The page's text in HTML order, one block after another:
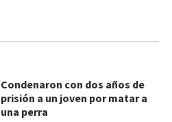
Condenaron con dos años de
prisión a un joven por matar a
una perra